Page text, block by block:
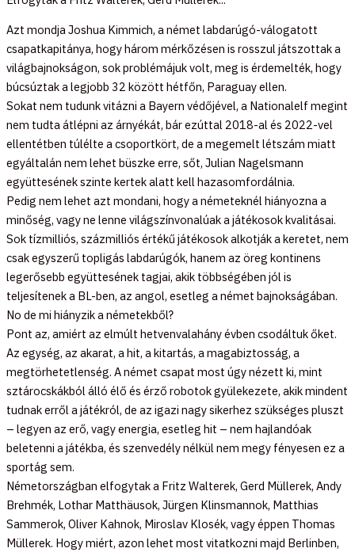
Azt mondja Joshua Kimmich, a német labdarúgó-válogatott
csapatkapitánya, hogy három mérkőzésen is rosszul játszottak a
világbajnokságon, sok problémájuk volt, meg is érdemelték, hogy
búcsúztak a legjobb 32 között hétfőn, Paraguay ellen.
Sokat nem tudunk vitázni a Bayern védőjével, a Nationalelf megint
nem tudta átlépni az árnyékát, bár ezúttal 2018-al és 2022-vel
ellentétben túlélte a csoportkört, de a megemelt létszám miatt
egyáltalán nem lehet büszke erre, sőt, Julian Nagelsmann
együttesének szinte kertek alatt kell hazasomfordálnia.
Pedig nem lehet azt mondani, hogy a németeknél hiányozna a
minőség, vagy ne lenne világszínvonalúak a játékosok kvalitásai.
Sok tízmilliós, százmilliós értékű játékosok alkotják a keretet, nem
csak egyszerű topligás labdarúgók, hanem az öreg kontinens
legerősebb együttesének tagjai, akik többségében jól is
teljesítenek a BL-ben, az angol, esetleg a német bajnokságában.
No de mi hiányzik a németekből?
Pont az, amiért az elmúlt hetvenvalahány évben csodáltuk őket.
Az egység, az akarat, a hit, a kitartás, a magabiztosság, a
megtörhetetlenség. A német csapat most úgy nézett ki, mint
sztárocskákból álló élő és érző robotok gyülekezete, akik mindent
tudnak erről a játékról, de az igazi nagy sikerhez szükséges pluszt
– legyen az erő, vagy energia, esetleg hit – nem hajlandóak
beletenni a játékba, és szenvedély nélkül nem megy fényesen ez a
sportág sem.
Németországban elfogytak a Fritz Walterek, Gerd Müllerek, Andy
Brehmék, Lothar Matthäusok, Jürgen Klinsmannok, Matthias
Sammerok, Oliver Kahnok, Miroslav Klosék, vagy éppen Thomas
Müllerek. Hogy miért, azon lehet most vitatkozni majd Berlinben,